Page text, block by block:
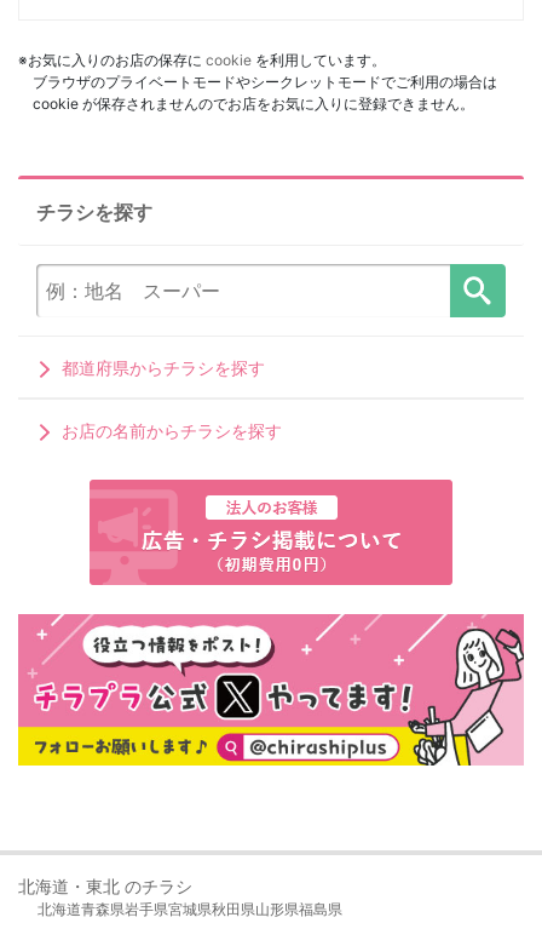
※お気に入りのお店の保存に cookie を利用しています。
ブラウザのプライベートモードやシークレットモードでご利用の場合は
cookie が保存されませんのでお店をお気に入りに登録できません。
チラシを探す
都道府県からチラシを探す
お店の名前からチラシを探す
北海道・東北 のチラシ
北海道青森県岩手県宮城県秋田県山形県福島県